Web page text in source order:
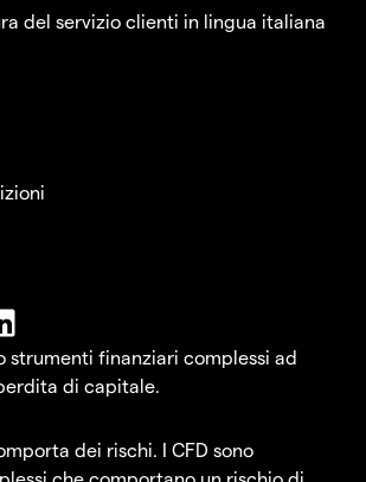
del servizio clienti in lingua italiana
strumenti finanziari complessi ad
di capitale.
dei rischi. I CFD sono